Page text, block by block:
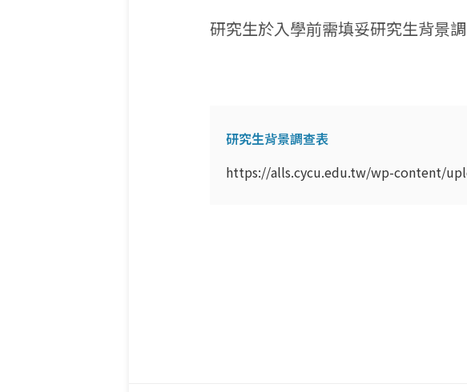
研究生於入學前需填妥研究生背景
研究生背景調查表
https://alls.cycu.edu.tw/wp-content/